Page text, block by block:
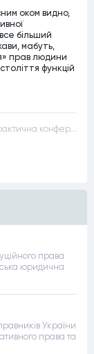
оком видно,
більший
мабуть,
прав людини
функцій
22 червня відбудеться Міжнародна науково-практична конференція “Конституційна демократія в умовах загроз територіальній цілісності та національній безпеці”
права
юридична
України
права та